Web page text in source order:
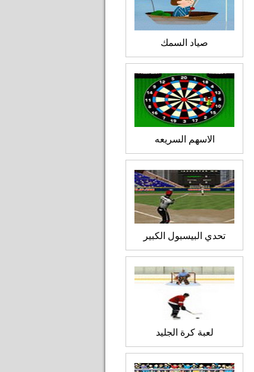
صياد السمك
الاسهم السريعه
تحدي البيسبول الكبير
لعبة كرة الجليد